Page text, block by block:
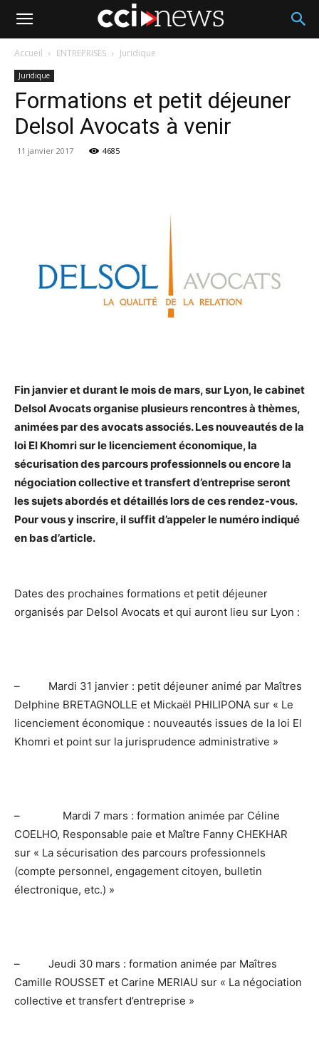
Accueil ENTREPRISES Juridique
Juridique
Formations et petit déjeuner
Delsol Avocats à venir
11 janvier 2017 4685
Fin janvier et durant le mois de mars, sur Lyon, le cabinet
Delsol Avocats organise plusieurs rencontres à thèmes,
animées par des avocats associés. Les nouveautés de la
loi El Khomri sur le licenciement économique, la
sécurisation des parcours professionnels ou encore la
négociation collective et transfert d’entreprise seront
les sujets abordés et détaillés lors de ces rendez-vous.
Pour vous y inscrire, il suffit d’appeler le numéro indiqué
en bas d’article.
Dates des prochaines formations et petit déjeuner
organisés par Delsol Avocats et qui auront lieu sur Lyon :
– Mardi 31 janvier : petit déjeuner animé par Maîtres
Delphine BRETAGNOLLE et Mickaël PHILIPONA sur « Le
licenciement économique : nouveautés issues de la loi El
Khomri et point sur la jurisprudence administrative »
– Mardi 7 mars : formation animée par Céline
COELHO, Responsable paie et Maître Fanny CHEKHAR
sur « La sécurisation des parcours professionnels
(compte personnel, engagement citoyen, bulletin
électronique, etc.) »
– Jeudi 30 mars : formation animée par Maîtres
Camille ROUSSET et Carine MERIAU sur « La négociation
collective et transfert d’entreprise »